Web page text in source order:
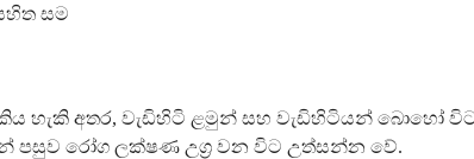
සම
හැකි අතර, වැඩිහිටි ළමුන් සහ වැඩිහිටියන් බොහෝ
පසුව රෝග ලක්ෂණ උග්‍ර වන විට උත්සන්න වේ.